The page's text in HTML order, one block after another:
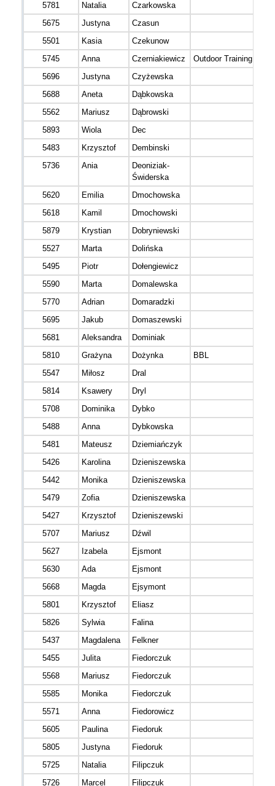
5781
Natalia
Czarkowska
5675
Justyna
Czasun
5501
Kasia
Czekunow
5745
Anna Czerniakiewicz
Outdoor Training
5696
Justyna
Czyżewska
5688
Aneta
Dąbkowska
5562
Mariusz
Dąbrowski
5893
Wiola
Dec
5483
Krzysztof
Dembinski
5736
Ania
Deoniziak-
Świderska
5620
Emilia
Dmochowska
5618
Kamil
Dmochowski
5879
Krystian
Dobryniewski
5527
Marta
Dolińska
5495
Piotr
Dołengiewicz
5590
Marta
Domalewska
5770
Adrian
Domaradzki
5695
Jakub
Domaszewski
5681
Aleksandra
Dominiak
5810
Grażyna Dożynka
BBL
5547
Miłosz
Dral
5814
Ksawery
Dryl
5708
Dominika
Dybko
5488
Anna
Dybkowska
5481
Mateusz
Dziemiańczyk
5426
Karolina
Dzieniszewska
5442
Monika
Dzieniszewska
5479
Zofia
Dzieniszewska
5427
Krzysztof
Dzieniszewski
5707
Mariusz
Dźwil
5627
Izabela
Ejsmont
5630
Ada
Ejsmont
5668
Magda
Ejsymont
5801
Krzysztof Eliasz
5826
Sylwia
Falina
5437
Magdalena
Felkner
5455
Julita
Fiedorczuk
5568
Mariusz
Fiedorczuk
5585
Monika
Fiedorczuk
5571
Anna
Fiedorowicz
5605
Paulina
Fiedoruk
5805
Justyna
Fiedoruk
5725
Natalia
Filipczuk
5726
Marcel Filipczuk